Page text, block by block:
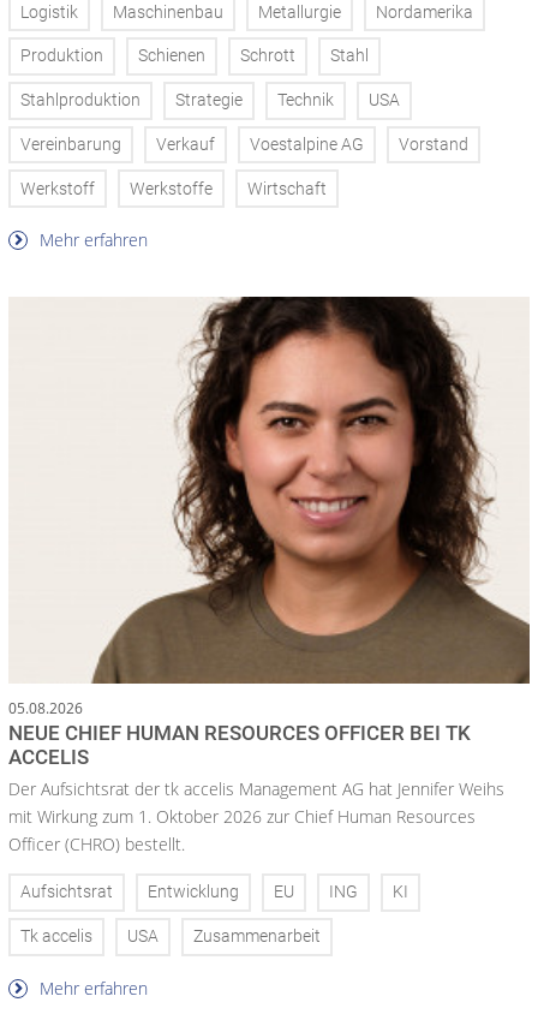
Logistik Maschinenbau Metallurgie Nordamerika
Produktion Schienen Schrott Stahl
Stahlproduktion Strategie Technik USA
Vereinbarung Verkauf Voestalpine AG Vorstand
Werkstoff Werkstoffe Wirtschaft
Mehr erfahren
05.08.2026
NEUE CHIEF HUMAN RESOURCES OFFICER BEI TK
ACCELIS
Der Aufsichtsrat der tk accelis Management AG hat Jennifer Weihs
mit Wirkung zum 1. Oktober 2026 zur Chief Human Resources
Officer (CHRO) bestellt.
Aufsichtsrat Entwicklung EU ING KI
Tk accelis USA Zusammenarbeit
Mehr erfahren